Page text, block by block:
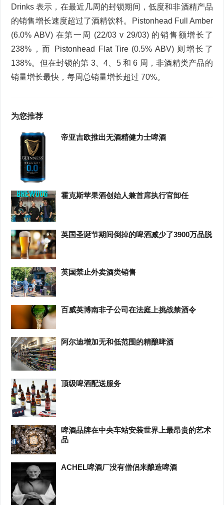
Drinks 表示，在最近几周的封锁期间，低度和非酒精产品
的销售增长速度超过了酒精饮料。Pistonhead Full Amber
(6.0% ABV) 在第一周 (22/03 v 29/03) 的销售额增长了
238%，而 Pistonhead Flat Tire (0.5% ABV) 则增长了
138%。但在封锁的第 3、4、5 和 6 周，非酒精类产品的
销量增长最快，每周总销量增长超过 70%。
为您推荐
帝亚吉欧推出无酒精健力士啤酒
霍克斯苹果酒创始人兼首席执行官卸任
英国圣诞节期间倒掉的啤酒减少了3900万品脱
英国禁止外卖酒类销售
百威英博南非子公司在法庭上挑战禁酒令
阿尔迪增加无和低范围的精酿啤酒
顶级啤酒配送服务
啤酒品牌在中央车站安装世界上最昂贵的艺术
品
ACHEL啤酒厂没有僧侣来酿造啤酒